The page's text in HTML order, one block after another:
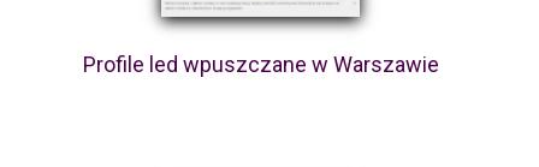
Profile led wpuszczane w Warszawie